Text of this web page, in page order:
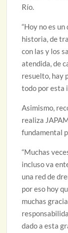
Río.
“Hoy no es
historia, de
con las y los
atendida, de
resuelto, hay
todo por esta
Asimismo,
realiza
fundamental
“Muchas
incluso va
una red de
por eso hoy
muchas
dado a esta